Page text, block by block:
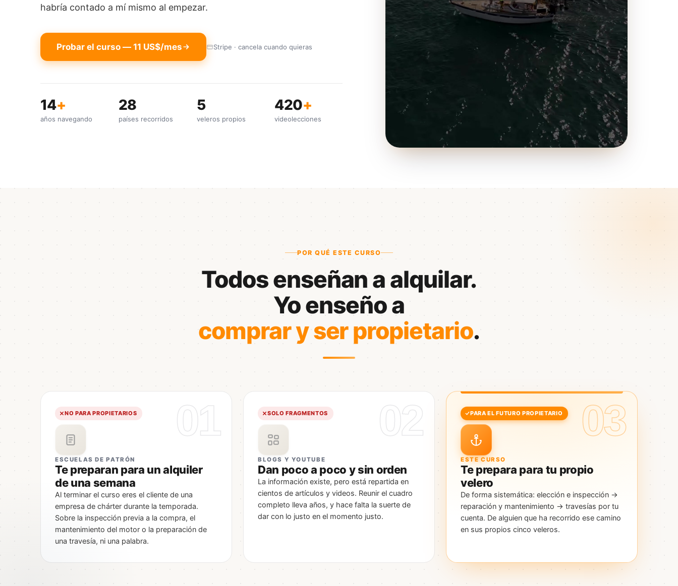
habría contado a mí mismo al empezar.
Probar el curso — 11 US$/mes Stripe · cancela cuando quieras
14+
años navegando
28
países recorridos
5
veleros propios
420+
videolecciones
POR QUÉ ESTE CURSO
Todos enseñan a alquilar.
Yo enseño a
comprar y ser propietario.
01
NO PARA PROPIETARIOS
ESCUELAS DE PATRÓN
Te preparan para un alquiler
de una semana
Al terminar el curso eres el cliente de una
empresa de chárter durante la temporada.
Sobre la inspección previa a la compra, el
mantenimiento del motor o la preparación de
una travesía, ni una palabra.
02
SOLO FRAGMENTOS
BLOGS Y YOUTUBE
Dan poco a poco y sin orden
La información existe, pero está repartida en
cientos de artículos y videos. Reunir el cuadro
completo lleva años, y hace falta la suerte de
dar con lo justo en el momento justo.
03
PARA EL FUTURO PROPIETARIO
ESTE CURSO
Te prepara para tu propio
velero
De forma sistemática: elección e inspección →
reparación y mantenimiento → travesías por tu
cuenta. De alguien que ha recorrido ese camino
en sus propios cinco veleros.